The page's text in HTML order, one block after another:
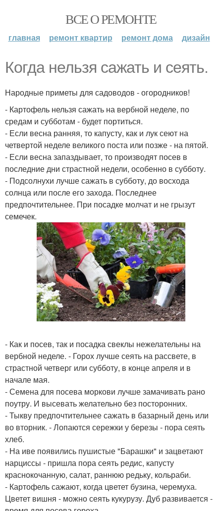
ВСЕ О РЕМОНТЕ
главная ремонт квартир ремонт дома дизайн
Когда нельзя сажать и сеять.
Народные приметы для садоводов - огородников!
- Картофель нельзя сажать на вербной неделе, по
средам и субботам - будет портиться.
- Если весна ранняя, то капусту, как и лук сеют на
четвертой неделе великого поста или позже - на пятой.
- Если весна запаздывает, то производят посев в
последние дни страстной недели, особенно в субботу.
- Подсолнухи лучше сажать в субботу, до восхода
солнца или после его захода. Последнее
предпочтительнее. При посадке молчат и не грызут
семечек.
- Как и посев, так и посадка свеклы нежелательны на
вербной неделе. - Горох лучше сеять на рассвете, в
страстной четверг или субботу, в конце апреля и в
начале мая.
- Семена для посева моркови лучше замачивать рано
поутру. И высевать желательно без посторонних.
- Тыкву предпочтительнее сажать в базарный день или
во вторник. - Лопаются сережки у березы - пора сеять
хлеб.
- На иве появились пушистые "Барашки" и зацветают
нарциссы - пришла пора сеять редис, капусту
краснокочанную, салат, раннюю редьку, кольраби.
- Картофель сажают, когда цветет бузина, черемуха.
Цветет вишня - можно сеять кукурузу. Дуб развивается -